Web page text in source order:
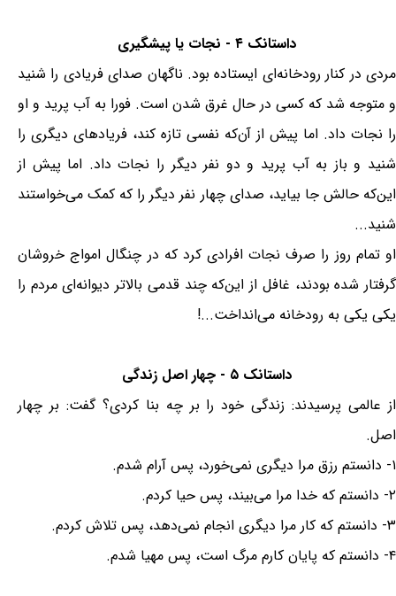
داستانک ۴ - نجات یا پیشگیری
مردی در کنار رودخانه‌ای ایستاده بود. ناگهان صدای فریادی را ‌شنید
و متوجه ‌شد که کسی در حال غرق شدن است. فورا به آب ‌پرید و او
را نجات ‌داد. اما پیش از آن‌که نفسی تازه کند، فریادهای دیگری را
شنید و باز به آب ‌پرید و دو نفر دیگر را نجات ‌داد. اما پیش از
این‌که حالش جا بیاید، صدای چهار نفر دیگر را که کمک می‌خواستند
‌شنید...
او تمام روز را صرف نجات افرادی ‌کرد که در چنگال امواج خروشان
گرفتار شده بودند، غافل از این‌که چند قدمی بالاتر دیوانه‌ای مردم را
یکی یکی به رودخانه می‌انداخت...!
داستانک ۵ - چهار اصل زندگی
از عالمی پرسیدند: زندگی خود را بر چه بنا کردی؟ گفت: بر چهار
اصل.
۱- دانستم رزق مرا دیگری نمی‌خورد، پس آرام شدم.
۲- دانستم که خدا مرا می‌بیند، پس حیا کردم.
۳- دانستم که کار مرا دیگری انجام نمی‌دهد، پس تلاش کردم.
۴- دانستم که پایان کارم مرگ است، پس مهیا شدم.